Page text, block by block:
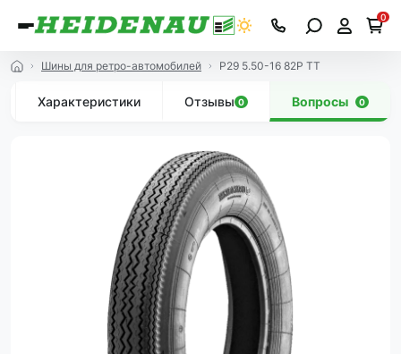
0
Шины для ретро-автомобилей P29 5.50-16 82P TT
Характеристики Отзывы 0 Вопросы 0